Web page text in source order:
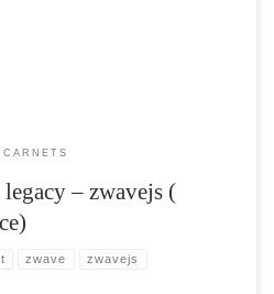
CARNETS
– zwavejs (
zwave zwavejs